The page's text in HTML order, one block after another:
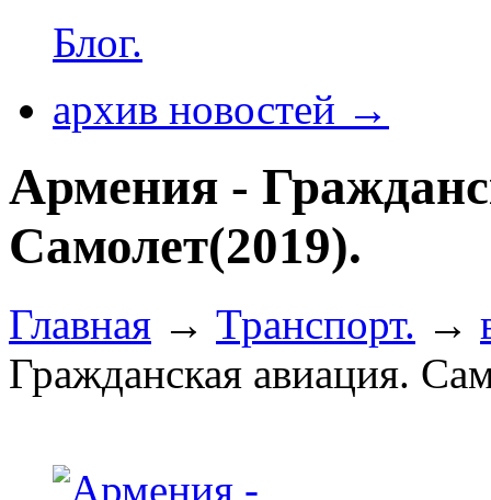
Блог.
архив новостей →
Армения -
Самолет(2019).
Главная → Транспорт. →
Гражданская авиация.